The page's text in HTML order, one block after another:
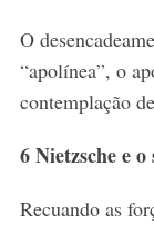
O
“apolínea”, o
contemplação
6 Nietzsche e
Recuando as